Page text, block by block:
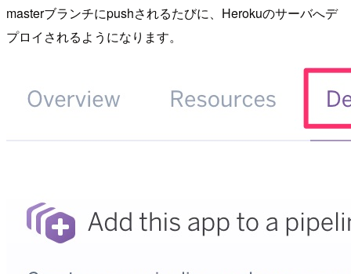
masterブランチにpushされるたびに、Herokuのサーバへデ
プロイされるようになります。